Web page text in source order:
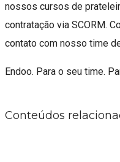
nossos cursos de
contratação via SCORM.
contato com nosso time
Endoo. Para o seu time.
Conteúdos